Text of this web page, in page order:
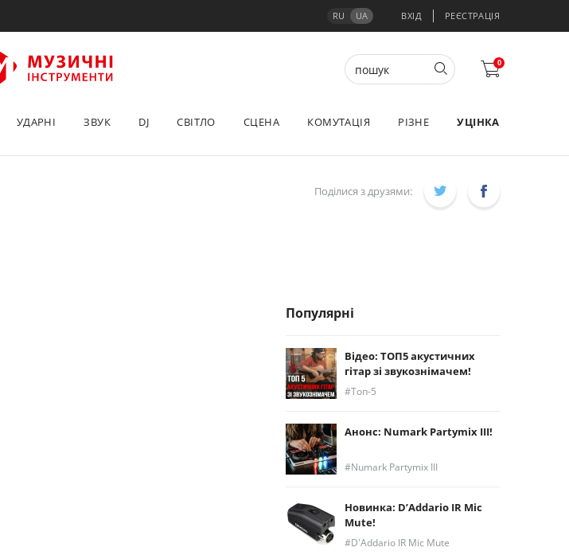
RU UA ВХІД РЕЄСТРАЦІЯ
0
УДАРНІ ЗВУК DJ СВІТЛО СЦЕНА КОМУТАЦІЯ РІЗНЕ УЦІНКА
Поділися з друзями:
Популярні
Відео: ТОП5 акустичних
гітар зі звукознімачем!
Топ-5
Анонс: Numark Partymix III!
Numark Partymix III
Новинка: D’Addario IR Mic
Mute!
D'Addario IR Mic Mute